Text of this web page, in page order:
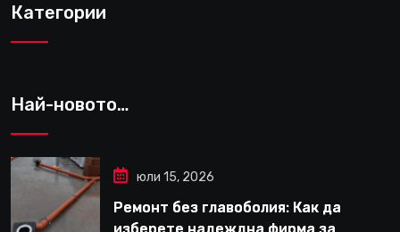
Категории
Най-новото…
юли 15, 2026
Ремонт без главоболия: Как да